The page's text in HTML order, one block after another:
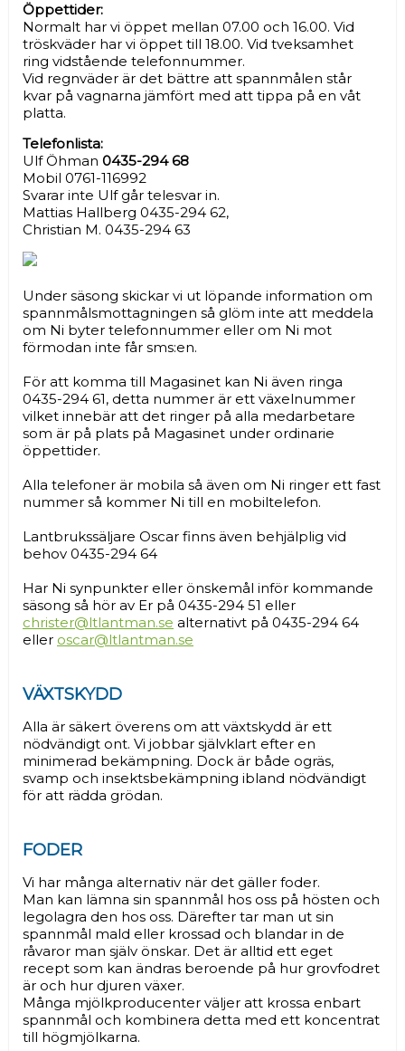
Öppettider:
Normalt har vi öppet mellan 07.00 och 16.00. Vid
tröskväder har vi öppet till 18.00. Vid tveksamhet
ring vidstående telefonnummer.
Vid regnväder är det bättre att spannmålen står
kvar på vagnarna jämfört med att tippa på en våt
platta.
Telefonlista:
Ulf Öhman 0435-294 68
Mobil 0761-116992
Svarar inte Ulf går telesvar in.
Mattias Hallberg 0435-294 62,
Christian M. 0435-294 63
Under säsong skickar vi ut löpande information om
spannmålsmottagningen så glöm inte att meddela
om Ni byter telefonnummer eller om Ni mot
förmodan inte får sms:en.
För att komma till Magasinet kan Ni även ringa
0435-294 61, detta nummer är ett växelnummer
vilket innebär att det ringer på alla medarbetare
som är på plats på Magasinet under ordinarie
öppettider.
Alla telefoner är mobila så även om Ni ringer ett fast
nummer så kommer Ni till en mobiltelefon.
Lantbrukssäljare Oscar finns även behjälplig vid
behov 0435-294 64
Har Ni synpunkter eller önskemål inför kommande
säsong så hör av Er på 0435-294 51 eller
christer@ltlantman.se alternativt på 0435-294 64
eller oscar@ltlantman.se
VÄXTSKYDD
Alla är säkert överens om att växtskydd är ett
nödvändigt ont. Vi jobbar självklart efter en
minimerad bekämpning. Dock är både ogräs,
svamp och insektsbekämpning ibland nödvändigt
för att rädda grödan.
FODER
Vi har många alternativ när det gäller foder.
Man kan lämna sin spannmål hos oss på hösten och
legolagra den hos oss. Därefter tar man ut sin
spannmål mald eller krossad och blandar in de
råvaror man själv önskar. Det är alltid ett eget
recept som kan ändras beroende på hur grovfodret
är och hur djuren växer.
Många mjölkproducenter väljer att krossa enbart
spannmål och kombinera detta med ett koncentrat
till högmjölkarna.